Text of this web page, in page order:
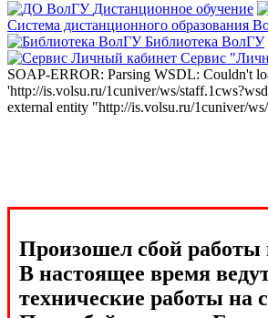
Дистанционное обучение
Система дистанционного образования
Библиотека ВолГУ
Сервис
SOAP-ERROR: Parsing WSDL: Couldn't
'http://is.volsu.ru/1cuniver/ws/
external entity "http://is.volsu.ru/1cuniver/
Произошел сбой
В настоящее время
технические работы на